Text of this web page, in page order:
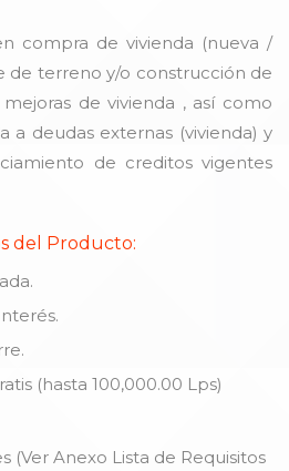
compra de vivienda (nueva /
de terreno y/o construcción de
de vivienda , así como
a deudas externas (vivienda) y
de creditos vigentes
del Producto:
(hasta 100,000.00 Lps)
(Ver Anexo Lista de Requisitos